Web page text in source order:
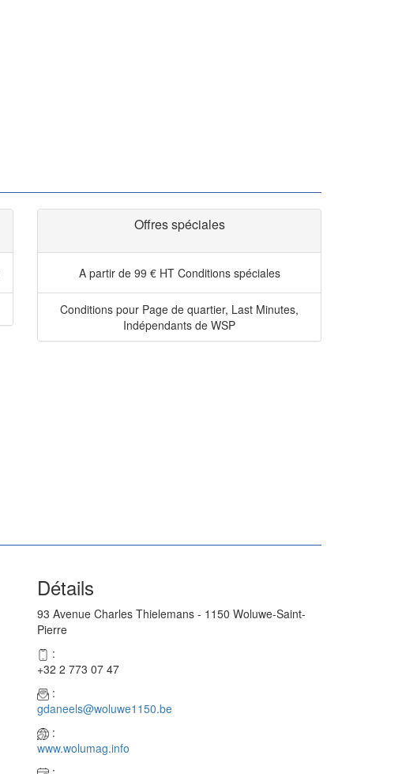
Offres spéciales
A partir de 99 € HT Conditions spéciales
Conditions pour Page de quartier, Last Minutes,
Indépendants de WSP
Détails
93 Avenue Charles Thielemans - 1150 Woluwe-Saint-
Pierre
:
+32 2 773 07 47
:
gdaneels@woluwe1150.be
:
www.wolumag.info